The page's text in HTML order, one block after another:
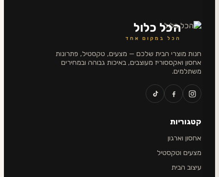
הכל כלול
הכל במקום אחד
חנות מוצרי הבית שלכם — מצעים, טקסטיל, פתרונות
אחסון ואקססוריז מעוצבים, באיכות גבוהה ובמחירים
משתלמים.
קטגוריות
אחסון וארגון
מצעים וטקסטיל
עיצוב הבית